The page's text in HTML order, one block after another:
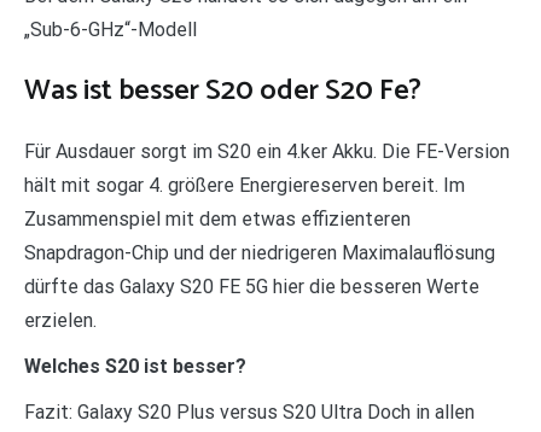
„Sub-6-GHz“-Modell
Was ist besser S20 oder S20 Fe?
Für Ausdauer sorgt im S20 ein 4.ker Akku. Die FE-Version
hält mit sogar 4. größere Energiereserven bereit. Im
Zusammenspiel mit dem etwas effizienteren
Snapdragon-Chip und der niedrigeren Maximalauflösung
dürfte das Galaxy S20 FE 5G hier die besseren Werte
erzielen.
Welches S20 ist besser?
Fazit: Galaxy S20 Plus versus S20 Ultra Doch in allen